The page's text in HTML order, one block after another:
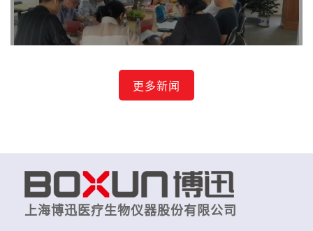
更多新闻
上海博迅医疗生物仪器股份有限公司